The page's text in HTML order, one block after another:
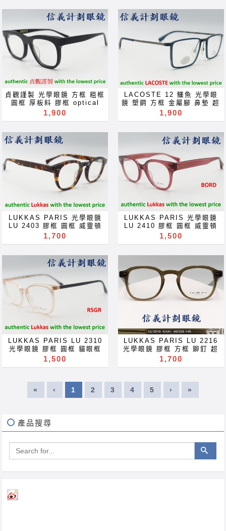
Brýle Mga Salamin
occhiali Gläser szemüveg
glasögon Gelas चश्मा めが
ね 안경 Okulary specula
ImeMyself Eyewear
casual wear clothes and
accessories
lunettes نظارات очки
Brýle Mga Salamin
Окуляри bril Kính
glasögon Gelas चश्मा めが
ね 안경 Okulary specula
ImeMyself Eyewear
casual wear clothes and
glasses not Lindberg 林柏
格 林德伯格 ic! berlin
Markus T Mykita 眼鏡 超
越 Lindberg 可配 近視 老花
多焦點 鏡片 近视 眼镜 抗藍
光 濾藍光 變色鏡片 抗蓝光
滤蓝光 全視線 變色鏡片 全视
线 变色镜片 optical frames
prescription for near far
sighted reading glass
blue block lenses blue
light block filter
eyeglasses Акуляры
lunettes نظارات очки
Brýle Mga Salamin
Окуляри bril Kính
glasögon Gelas चश्मा めが
ね 안경 Okulary specula
ImeMyself Eyewear
casual wear clothes and
not Lindberg 林柏格 ic!
berlin Markus T Mykita 眼
可配 近視 老花 多焦點 鏡片
近视 眼镜 抗藍光 濾藍光 變
色鏡片 抗蓝光 滤蓝光 全視線
變色鏡片 全视线 变色镜片
optical frames spectacles
for near far sighted
reading glass blue block
lenses blue light block
filter eyeglasses
Акуляры Kacamata Gafas
Brýle Mga Salamin
occhiali Gläser szemüveg
glasögon Gelas चश्मा めが
ね 안경 Okulary specula
ImeMyself Eyewear
casual wear clothes and
accessories
貞觀謹製 光學眼鏡 方框 粗框
圓框 厚板料 膠框 optical
frames glasses 可配 高度
鏡片 抗蓝光 滤蓝光 全視線
變色鏡片 全视线 变色镜片
glasses Rx prescription
for near far sighted
reading glass blue light
ray block lenses filter
eyeglasses Акуляры
lunettes نظارات очки
Brýle Mga Salamin
occhiali Gläser szemüveg
Окуляри bril Kính
glasögon Gelas चश्मा めが
ImeMyself Eyewear
casual wear clothes and
accessories
1,900
LACOSTE 12 鱷魚 光學眼
鏡 塑鋼 方框 金屬腳 鼻墊 超
輕 optical frames glasses
光 變色鏡片 抗蓝光 滤蓝光
全視線 變色鏡片 全视线 变色
镜片 optical frames
spectacles glasses Rx
prescription for near far
sighted reading glass
blue block lenses blue
light block filter
Kacamata Gafas Des
lunettes نظارات очки
Brýle Mga Salamin
occhiali Gläser szemüveg
Окуляри bril Kính
ね 안경 Okulary specula
ImeMyself Eyewear
casual wear clothes and
accessories
1,900
LUKKAS PARIS 光學眼鏡
LU 2403 膠框 圓框 威靈頓
框 超輕 optical frames
藍光 濾藍光 變色鏡片 抗蓝光
滤蓝光 全視線 變色鏡片 全视
线 变色镜片 optical frames
spectacles glasses Rx
prescription for near far
sighted reading glass
blue block lenses blue
light block filter
eyeglasses Акуляры
Kacamata Gafas Des
lunettes نظارات очки
Brýle Mga Salamin
occhiali Gläser szemüveg
Окуляри bril Kính
ImeMyself Eyewear
1,700
LUKKAS PARIS 光學眼鏡
LU 2410 膠框 圓框 威靈頓
框 超輕 optical frames
滤蓝光 全視線 變色鏡片 全视
线 变色镜片 optical frames
spectacles glasses Rx
prescription for near far
sighted reading glass
light block filter
eyeglasses Акуляры
Kacamata Gafas Des
lunettes نظارات очки
Brýle Mga Salamin
occhiali Gläser szemüveg
Окуляри bril Kính
ImeMyself Eyewear
1,500
LUKKAS PARIS LU 2310
光學眼鏡 膠框 圓框 貓眼框
超輕 optical frames
藍光 濾藍光 變色鏡片 抗蓝光
滤蓝光 全視線 變色鏡片 全视
线 变色镜片 optical frames
sighted reading glass
blue block lenses blue
Kacamata Gafas Des
Brýle Mga Salamin
glasögon Gelas चश्मा めが
ね 안경 Okulary specula
1,500
LUKKAS PARIS LU 2216
光學眼鏡 膠框 方框 鉚釘 超
輕 optical frames glasses
光 變色鏡片 抗蓝光 滤蓝光
全視線 變色鏡片 全视线 变色
镜片 optical frames
blue block lenses blue
eyeglasses Акуляры
Kacamata Gafas Des
Brýle Mga Salamin
1,700
« ‹ 1 2 3 4 5 › »
產品搜尋